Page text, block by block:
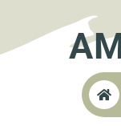
